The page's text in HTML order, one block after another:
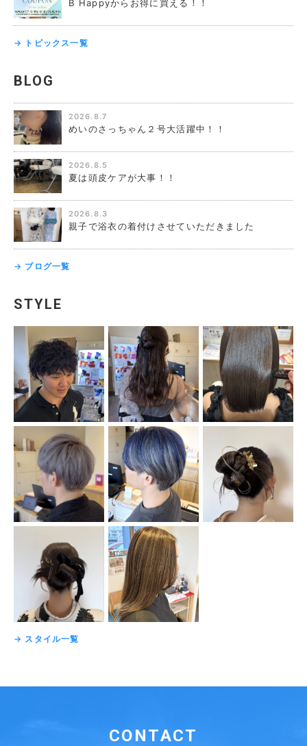
B Happyからお得に買える！！
→ トピックス一覧
BLOG
2026.8.7
めいのさっちゃん２号大活躍中！！
2026.8.5
夏は頭皮ケアが大事！！
2026.8.3
親子で浴衣の着付けさせていただきました
→ ブログ一覧
STYLE
→ スタイル一覧
CONTACT